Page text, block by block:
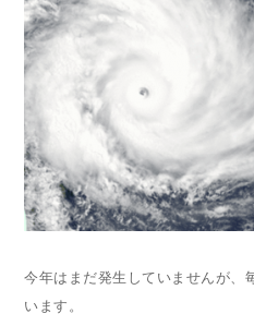
今年はまだ発生していませんが、
います。